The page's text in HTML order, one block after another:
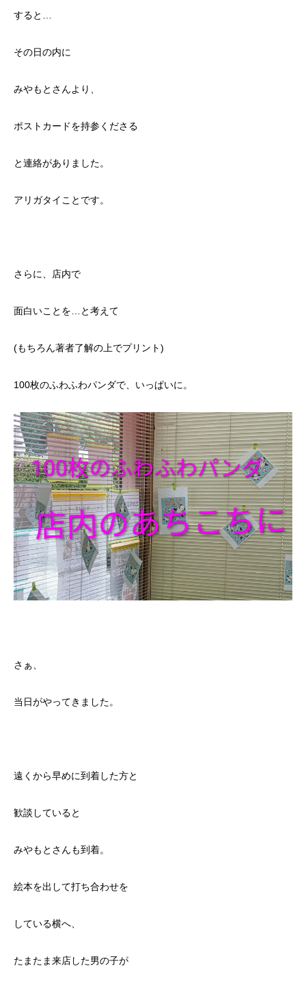
すると…
その日の内に
みやもとさんより、
ポストカードを持参くださる
と連絡がありました。
アリガタイことです。
さらに、店内で
面白いことを…と考えて
(もちろん著者了解の上でプリント)
100枚のふわふわパンダで、いっぱいに。
さぁ、
当日がやってきました。
遠くから早めに到着した方と
歓談していると
みやもとさんも到着。
絵本を出して打ち合わせを
している横へ、
たまたま来店した男の子が